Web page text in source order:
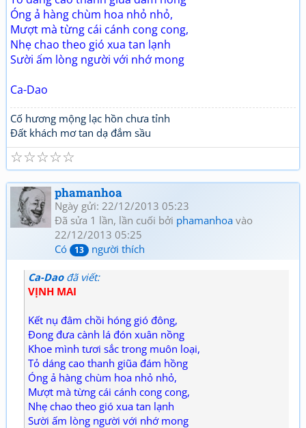
Óng ả hàng chùm hoa nhỏ nhỏ,
Mượt mà từng cái cánh cong cong,
Nhẹ chao theo gió xua tan lạnh
Sười ấm lòng người với nhớ mong
Ca-Dao
Cố hương mộng lạc hồn chưa tỉnh
Đất khách mơ tan dạ đắm sầu
☆
☆
☆
☆
☆
phamanhoa
Ngày gửi: 22/12/2013 05:23
Đã sửa 1 lần, lần cuối bởi phamanhoa vào
22/12/2013 05:25
Có
13 người thích
Ca-Daođã viết:
VỊNH MAI
Kết nụ đâm chồi hóng gió đông,
Đong đưa cành lá đón xuân nồng
Khoe mình tươi sắc trong muôn loại,
Tỏ dáng cao thanh giũa đám hồng
Óng ả hàng chùm hoa nhỏ nhỏ,
Mượt mà từng cái cánh cong cong,
Nhẹ chao theo gió xua tan lạnh
Sười ấm lòng người với nhớ mong